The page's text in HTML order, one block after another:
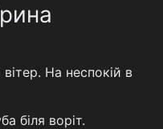
На неспокій в
біля воріт.